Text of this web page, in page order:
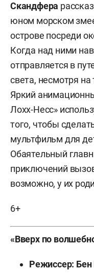
Скандфера
юном морском
острове посреди
Когда над ними
отправляется в
света, несмотря на
Яркий
Лохх-Несс»
того, чтобы
мультфильм для
Обаятельный
приключений
возможно, у их
6+
«Вверх по
Режиссер: Бен